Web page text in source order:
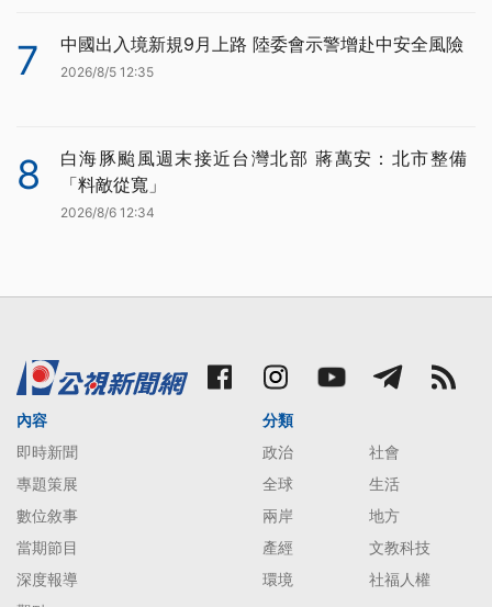
7 中國出入境新規9月上路 陸委會示警增赴中安全風險
2026/8/5 12:35
8
白海豚颱風週末接近台灣北部 蔣萬安：北市整備
「料敵從寬」
2026/8/6 12:34
內容
即時新聞
專題策展
數位敘事
當期節目
深度報導
分類
政治
社會
全球
生活
兩岸
地方
產經
文教科技
環境
社福人權